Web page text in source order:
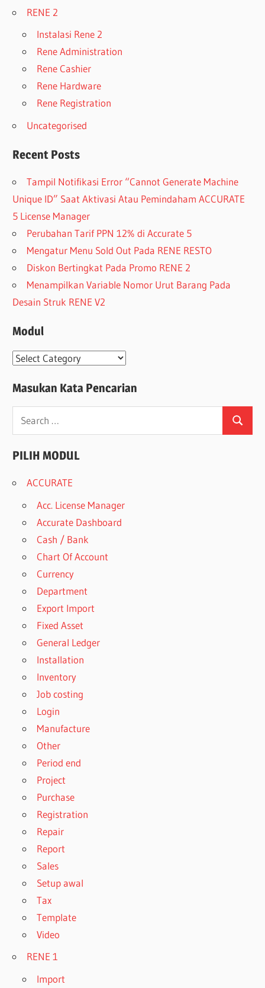
RENE 2
Instalasi Rene 2
Rene Administration
Rene Cashier
Rene Hardware
Rene Registration
Uncategorised
Recent Posts
Tampil Notifikasi Error “Cannot Generate Machine
Unique ID” Saat Aktivasi Atau Pemindaham ACCURATE
5 License Manager
Perubahan Tarif PPN 12% di Accurate 5
Mengatur Menu Sold Out Pada RENE RESTO
Diskon Bertingkat Pada Promo RENE 2
Menampilkan Variable Nomor Urut Barang Pada
Desain Struk RENE V2
Modul
Modul
Masukan Kata Pencarian
Search
for:
Search
PILIH MODUL
ACCURATE
Acc. License Manager
Accurate Dashboard
Cash / Bank
Chart Of Account
Currency
Department
Export Import
Fixed Asset
General Ledger
Installation
Inventory
Job costing
Login
Manufacture
Other
Period end
Project
Purchase
Registration
Repair
Report
Sales
Setup awal
Tax
Template
Video
RENE 1
Import